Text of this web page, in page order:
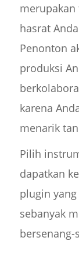
hasrat
Penonton
produksi
karena
menarik
Pilih
dapatkan
plugin
sebanyak
bersenang-